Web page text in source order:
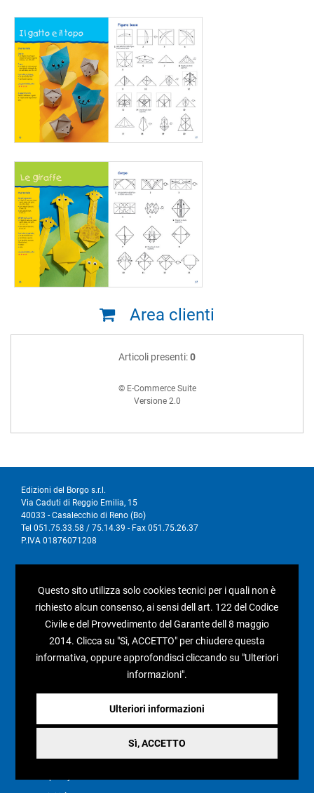
Area clienti
Articoli presenti:0
© E-Commerce Suite
Versione 2.0
Edizioni del Borgo s.r.l.
Via Caduti di Reggio Emilia, 15
40033 - Casalecchio di Reno (Bo)
Tel 051.75.33.58 / 75.14.39 - Fax 051.75.26.37
P.IVA 01876071208
Condizioni generali di vendita
Resi e rimborsi
Privacy policy
Questo sito utilizza solo cookies tecnici per i quali non è
richiesto alcun consenso, ai sensi dell art. 122 del Codice
Civile e del Provvedimento del Garante dell 8 maggio
2014. Clicca su "Sì, ACCETTO" per chiudere questa
informativa, oppure approfondisci cliccando su "Ulteriori
informazioni".
Ulteriori informazioni
Sì, ACCETTO